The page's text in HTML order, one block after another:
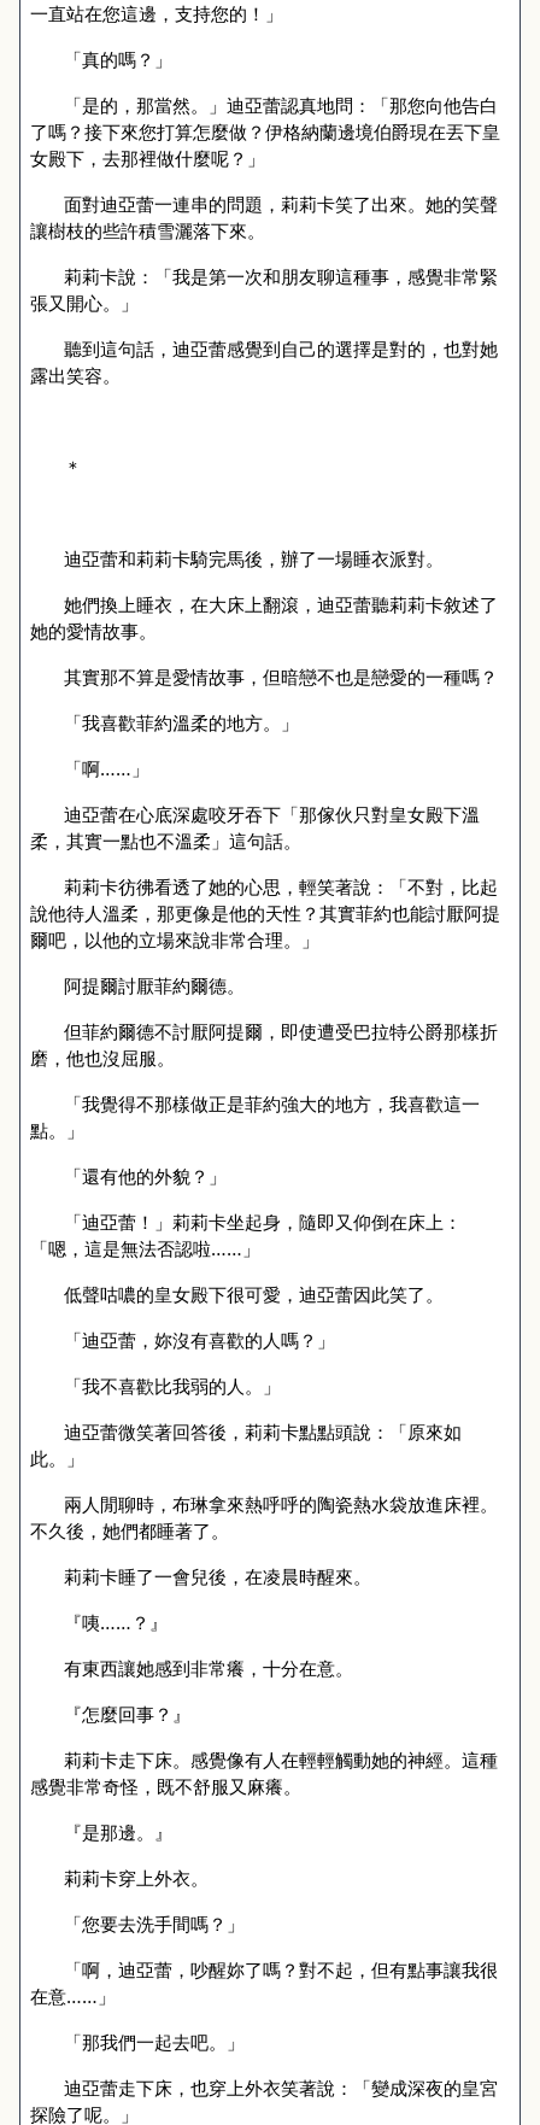
一直站在您這邊，支持您的！」
「真的嗎？」
「是的，那當然。」迪亞蕾認真地問：「那您向他告白
了嗎？接下來您打算怎麼做？伊格納蘭邊境伯爵現在丟下皇
女殿下，去那裡做什麼呢？」
面對迪亞蕾一連串的問題，莉莉卡笑了出來。她的笑聲
讓樹枝的些許積雪灑落下來。
莉莉卡說：「我是第一次和朋友聊這種事，感覺非常緊
張又開心。」
聽到這句話，迪亞蕾感覺到自己的選擇是對的，也對她
露出笑容。
＊
迪亞蕾和莉莉卡騎完馬後， 辦了一場睡衣派對。
她們換上睡衣，在大床上翻滾，迪亞蕾聽莉莉卡敘述了
她的愛情故事。
其實那不算是愛情故事，但暗戀不也是戀愛的一種嗎？
「我喜歡菲約溫柔的地方。」
「啊……」
迪亞蕾在心底深處咬牙吞下「那傢伙只對皇女殿下溫
柔，其實一點也不溫柔」這句話。
莉莉卡彷彿看透了她的心思，輕笑著說：「不對，比起
說他待人溫柔，那更像是他的天性？其實菲約也能討厭阿提
爾吧，以他的立場來說非常合理。」
阿提爾討厭菲約爾德。
但菲約爾德不討厭阿提爾，即使遭受巴拉特公爵那樣折
磨，他也沒屈服。
「我覺得不那樣做正是菲約強大的地方，我喜歡這一
點。」
「還有他的外貌？」
「迪亞蕾！」莉莉卡坐起身，隨即又仰倒在床上：
「嗯，這是無法否認啦……」
低聲咕噥的皇女殿下很可愛，迪亞蕾因此笑了。
「迪亞蕾，妳沒有喜歡的人嗎？」
「我不喜歡比我弱的人。」
迪亞蕾微笑著回答後，莉莉卡點點頭說：「原來如
此。」
兩人閒聊時，布琳拿來熱呼呼的陶瓷熱水袋放進床裡。
不久後，她們都睡著了。
莉莉卡睡了一會兒後，在凌晨時醒來。
『咦……？』
有東西讓她感到非常癢，十分在意。
『怎麼回事？』
莉莉卡走下床。感覺像有人在輕輕觸動她的神經。這種
感覺非常奇怪，既不舒服又麻癢。
『是那邊。』
莉莉卡穿上外衣。
「您要去洗手間嗎？」
「啊，迪亞蕾，吵醒妳了嗎？對不起，但有點事讓我很
在意……」
「那我們一起去吧。」
迪亞蕾走下床，也穿上外衣笑著說：「變成深夜的皇宮
探險了呢。」